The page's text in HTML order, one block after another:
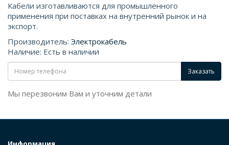
Кабели изготавливаются для промышленного
применения при поставках на внутренний рынок и на
экспорт.
Производитель: Электрокабель
Наличие: Есть в наличии
Заказать
Мы перезвоним Вам и уточним детали